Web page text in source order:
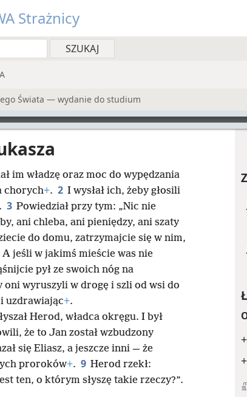
Strażnicy
Świata — wydanie do studium
+
+
im władzę oraz moc do wypędzania
chorych+. 2 I wysłał ich, żeby głosili
3 Powiedział przy tym: „Nic nie
ani chleba, ani pieniędzy, ani szaty
do domu, zatrzymajcie się w nim,
A jeśli w jakimś mieście was nie
pył ze swoich nóg na
oni wyruszyli w drogę i szli od wsi do
uzdrawiając+.
Herod, władca okręgu. I był
że to Jan został wzbudzony
się Eliasz, a jeszcze inni — że
proroków+. 9 Herod rzekł:
ten, o którym słyszę takie rzeczy?”.